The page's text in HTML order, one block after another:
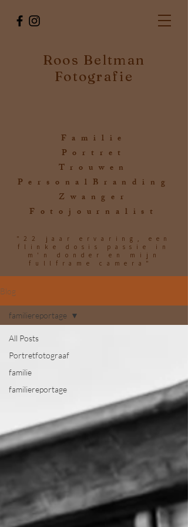
Roos Beltman
Fotografie
Familie
Portret
Trouwen
PersonalBranding
Zwanger
Fotojournalist
"22 jaar ervaring, een
flinke dosis passie in
m'n donder en mijn
fullframe camera"
Blog
All Posts
Portretfotograaf
familie
familiereportage
familiereportage